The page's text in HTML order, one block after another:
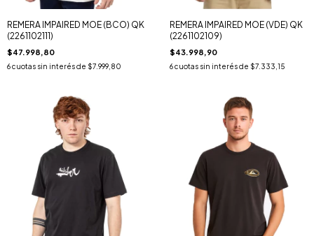
REMERA IMPAIRED MOE (BCO) QK
(2261102111)
$47.998,80
6cuotas sin interés de $7.999,80
REMERA IMPAIRED MOE (VDE) QK
(2261102109)
$43.998,90
6 cuotas sin interés de $7.333,15